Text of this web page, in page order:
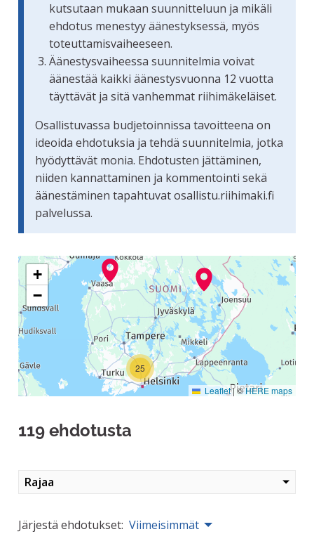
kutsutaan mukaan suunnitteluun ja mikäli
ehdotus menestyy äänestyksessä, myös
toteuttamisvaiheeseen.
Äänestysvaiheessa suunnitelmia voivat
äänestää kaikki äänestysvuonna 12 vuotta
täyttävät ja sitä vanhemmat riihimäkeläiset.
Osallistuvassa budjetoinnissa tavoitteena on
ideoida ehdotuksia ja tehdä suunnitelmia, jotka
hyödyttävät monia. Ehdotusten jättäminen,
niiden kannattaminen ja kommentointi sekä
äänestäminen tapahtuvat osallistu.riihimaki.fi
palvelussa.
Seuraavassa elementissä on kartta, joka esittää
25
+
−
Leaflet|©HERE maps
119 ehdotusta
Rajaa
Järjestä ehdotukset: Viimeisimmät